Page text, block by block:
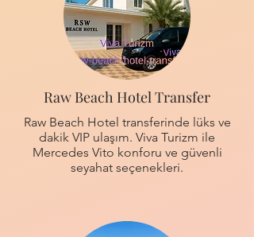
Raw Beach Hotel Transfer
Raw Beach Hotel transferinde lüks ve
dakik VIP ulaşım. Viva Turizm ile
Mercedes Vito konforu ve güvenli
seyahat seçenekleri.